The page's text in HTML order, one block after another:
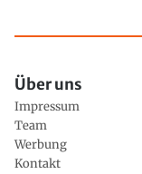
Über uns
Impressum
Team
Werbung
Kontakt